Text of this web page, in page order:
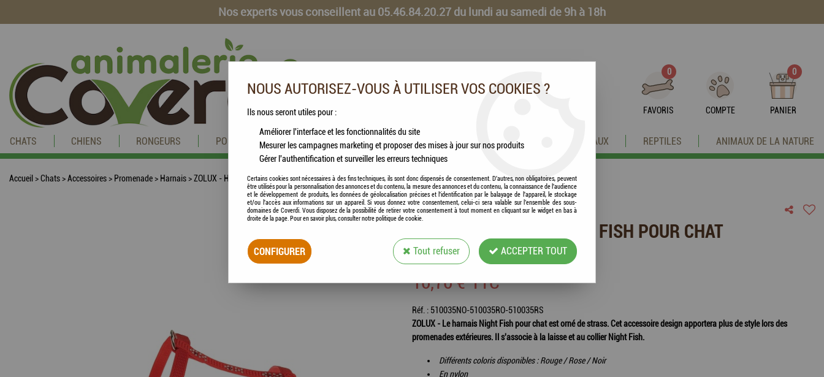
Nos experts vous conseillent au 05.46.84.20.27 du lundi au samedi de 9h à 18h
0
FAVORIS COMPTE
0
PANIER
CHATS CHIENS RONGEURS POISSONS CHEVAUX VOLAILLES ANIMAUX DE LA FERME OISEAUX REPTILES ANIMAUX DE LA NATURE
Accueil >Chats>Accessoires> Promenade> Harnais>ZOLUX - Harnais Night Fish pour chat
ZOLUX - HARNAIS NIGHT FISH POUR CHAT
Soyez le premier à donner votre avis !
10,70 €TTC
Réf. : 510035NO-510035RO-510035RS
ZOLUX - Le harnais Night Fish pour chat est orné de strass. Cet accessoire design apportera plus de style lors des
promenades extérieures. Il s'associe à la laisse et au collier Night Fish.
Différents coloris disponibles : Rouge / Rose / Noir
En nylon
NOUS AUTORISEZ-VOUS À UTILISER VOS COOKIES ?
Ils nous seront utiles pour :
Améliorer l'interface et les fonctionnalités du site
Mesurer les campagnes marketing et proposer des mises à jour sur nos produits
Gérer l'authentification et surveiller les erreurs techniques
Certains cookies sont nécessaires à des fins techniques, ils sont donc dispensés de consentement. D'autres, non obligatoires, peuvent
être utilisés pour la personnalisation des annonces et du contenu, la mesure des annonces et du contenu, la connaissance de l'audience
et le développement de produits, les données de géolocalisation précises et l'identification par le balayage de l'appareil, le stockage
et/ou l'accès aux informations sur un appareil. Si vous donnez votre consentement, celui-ci sera valable sur l’ensemble des sous-
domaines de Coverdi. Vous disposez de la possibilité de retirer votre consentement à tout moment en cliquant sur le widget en bas à
droite de la page. Pour en savoir plus, consulter notre politique de cookie.
CONFIGURER Tout refuser ACCEPTER TOUT